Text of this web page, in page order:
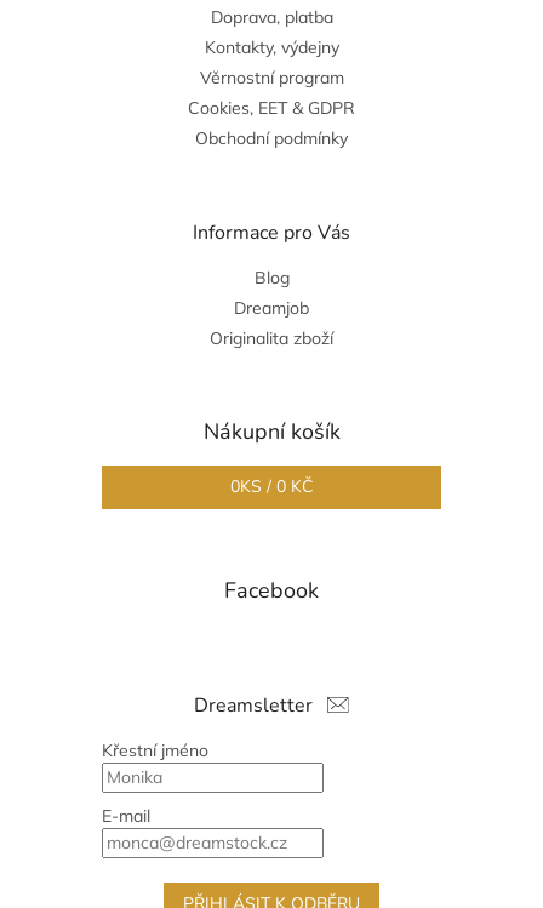
Doprava, platba
Kontakty, výdejny
Věrnostní program
Cookies, EET & GDPR
Obchodní podmínky
Informace pro Vás
Blog
Dreamjob
Originalita zboží
Nákupní košík
0KS / 0 KČ
Facebook
Dreamsletter
Křestní jméno
E-mail